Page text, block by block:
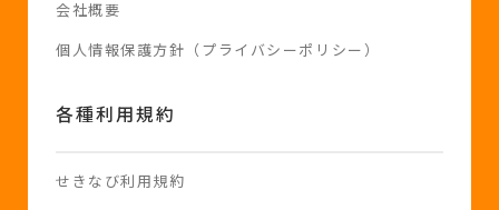
会社概要
個人情報保護方針（プライバシーポリシー）
各種利用規約
せきなび利用規約